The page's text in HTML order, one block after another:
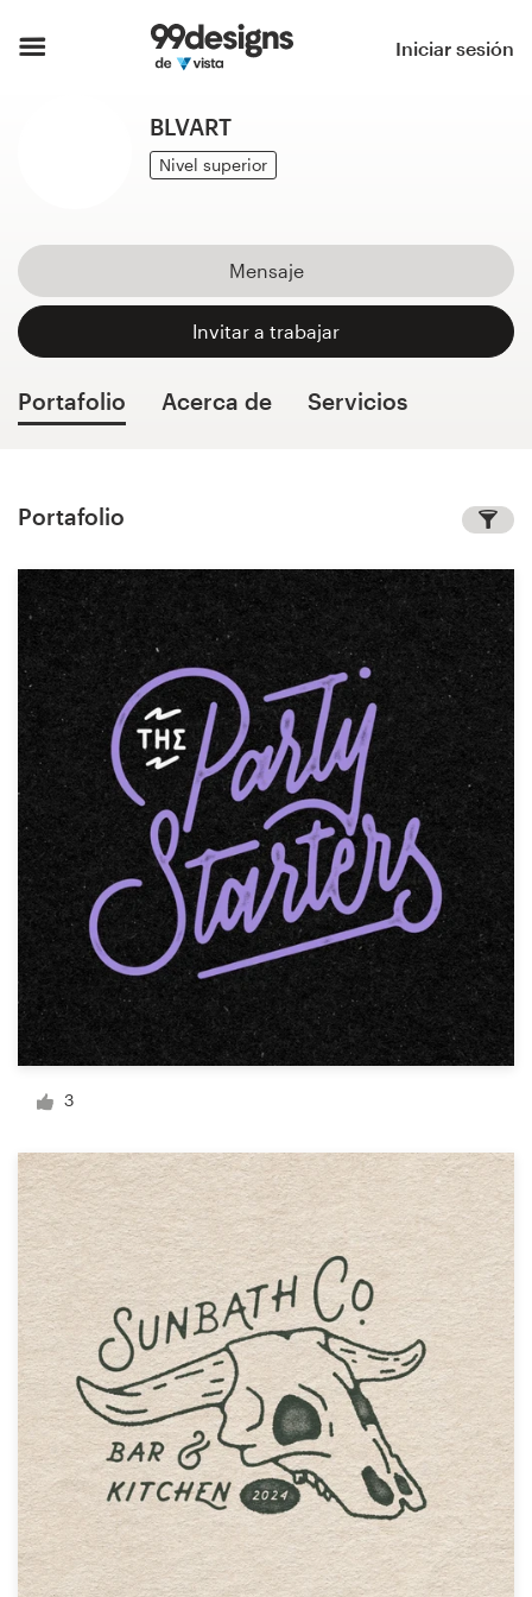
Iniciar sesión
BLVART
Nivel superior
Mensaje
Invitar a trabajar
Portafolio Acerca de Servicios
Portafolio
3
diseño
Concursos de diseño
Proyectos 1-1
Encontrar un diseñador
Descubra la inspiración
99designs Studio
99designs Pro
Obtenga
un
diseño
Diseño de logotipo
Tarjeta de presentación
Diseño de páginas web
Guía de la marca
Explorar todas las categorías
Soporte
+1 877 513 9415
Centro de ayuda